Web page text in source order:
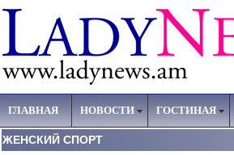
ГЛАВНАЯ НОВОСТИ ГОСТИНАЯ
ЖЕНСКИЙ СПОРТ